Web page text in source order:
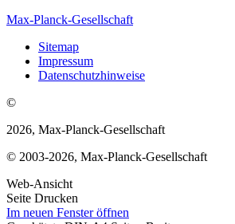
Max-Planck-Gesellschaft
Sitemap
Impressum
Datenschutzhinweise
©
2026, Max-Planck-Gesellschaft
© 2003-2026, Max-Planck-Gesellschaft
Web-Ansicht
Seite Drucken
Im neuen Fenster öffnen